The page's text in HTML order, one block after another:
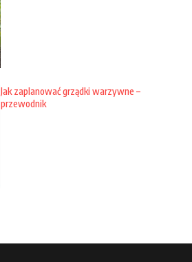
Jak zaplanować grządki warzywne –
przewodnik